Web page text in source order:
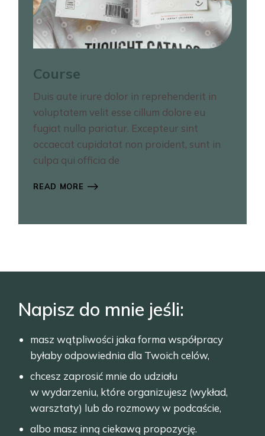
Course
Duis aute irure dolor in reprehenderit in
voluptatem velit esse cillum dolore eu
fugiat nulla pariatur. Excepteur sint
occaecat cupidatat non proident, sunt in
culpa qui officia de
READ MORE
Napisz do mnie jeśli:
masz wątpliwości jaka forma współpracy
byłaby odpowiednia dla Twoich celów,
chcesz zaprosić mnie do udziału
w wydarzeniu, które organizujesz (wykład,
warsztaty) lub do rozmowy w podcaście,
albo masz inną ciekawą propozycję.